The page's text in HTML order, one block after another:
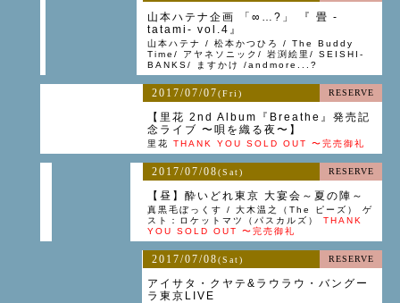
山本ハテナ企画 「∞…?」 『 畳 -
tatami- vol.4』
山本ハテナ / 松本かつひろ / The Buddy
Time/ アヤネソニック/ 岩渕絵里/ SEISHI-
BANKS/ ますかけ /andmore...?
2017/07/07(Fri) RESERVE
【里花 2nd Album『Breathe』発売記
念ライブ 〜唄を織る夜〜】
里花 THANK YOU SOLD OUT 〜完売御礼
2017/07/08(Sat) RESERVE
【昼】酔いどれ東京 大宴会～夏の陣～
真黒毛ぼっくす / 大木温之（The ピーズ） ゲ
スト：ロケットマツ（パスカルズ） THANK
YOU SOLD OUT 〜完売御礼
2017/07/08(Sat) RESERVE
アイサタ・クヤテ&ラウラウ・バングー
ラ東京LIVE